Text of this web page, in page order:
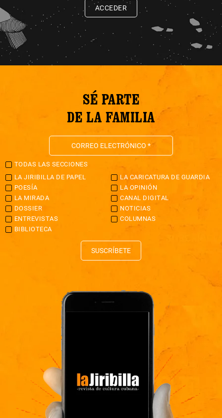
ACCEDER
SÉ PARTE
DE LA FAMILIA
TODAS LAS SECCIONES
LA JIRIBILLA DE PAPEL
LA CARICATURA DE GUARDIA
POESÍA
LA OPINIÓN
LA MIRADA
CANAL DIGITAL
DOSSIER
NOTICIAS
ENTREVISTAS
COLUMNAS
BIBLIOTECA
SUSCRÍBETE